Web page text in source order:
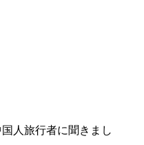
人旅行者に聞きまし